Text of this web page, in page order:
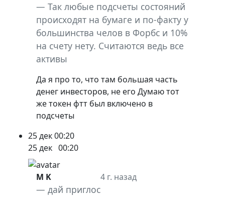
Так любые подсчеты состояний
происходят на бумаге и по-факту у
большинства челов в Форбс и 10%
на счету нету. Считаются ведь все
активы
Да я про то, что там большая часть
денег инвесторов, не его Думаю тот
же токен фтт был включено в
подсчеты
25 дек00:20
25 дек 00:20
M K
дай приглос
4 г. назад